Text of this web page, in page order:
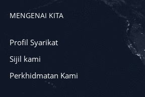
MENGENAI KITA
Profil Syarikat
Sijil kami
Perkhidmatan Kami